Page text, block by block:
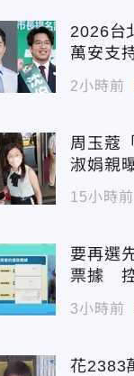
2026台
萬安支
7%
2小時前
周玉蔻
淑娟親
15小時前
要再選
票據 控
縣長籌
3小時前
花2383